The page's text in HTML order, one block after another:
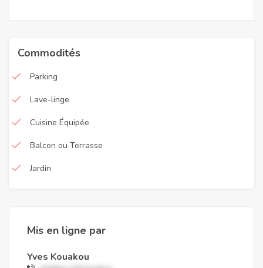
Commodités
Parking
Lave-linge
Cuisine Équipée
Balcon ou Terrasse
Jardin
Mis en ligne par
Yves Kouakou